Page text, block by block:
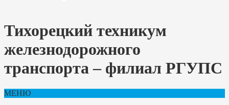
Тихорецкий техникум
железнодорожного
транспорта – филиал РГУПС
МЕНЮ